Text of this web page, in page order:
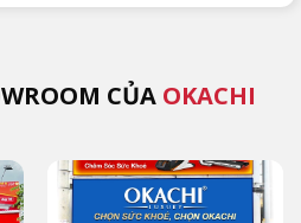
CỦA OKACHI